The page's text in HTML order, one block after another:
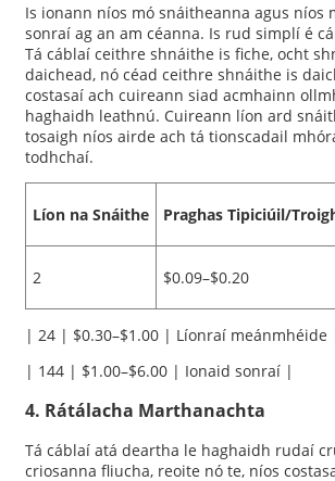
Is ionann níos mó snáitheanna agus níos
sonraí ag an am céanna. Is rud simplí é
Tá cáblaí ceithre shnáithe is fiche, ocht
daichead, nó céad ceithre shnáithe is
costasaí ach cuireann siad acmhainn
haghaidh leathnú. Cuireann líon ard
tosaigh níos airde ach tá tionscadail
todhchaí.
Líon na Snáithe Praghas Tipiciúil/
2 $0.09–$0.20
| 24 | $0.30–$1.00 | Líonraí meánmhéide
| 144 | $1.00–$6.00 | Ionaid sonraí |
4. Rátálacha Marthanachta
Tá cáblaí atá deartha le haghaidh rudaí
criosanna fliucha, reoite nó te, níos